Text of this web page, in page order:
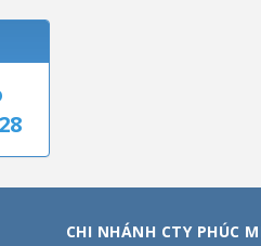
CHI NHÁNH CTY PHÚC